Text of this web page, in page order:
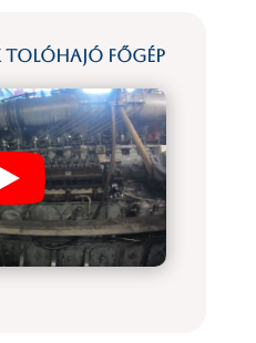
tolóhajó főgép